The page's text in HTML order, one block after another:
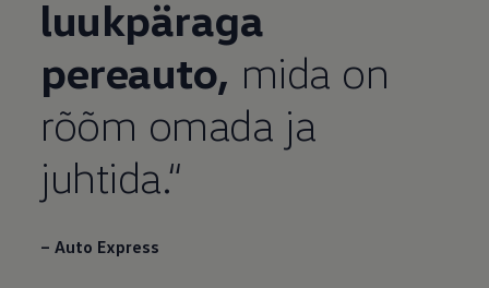
luukpäraga
pereauto, mida on
rõõm omada ja
juhtida.“
– Auto Express